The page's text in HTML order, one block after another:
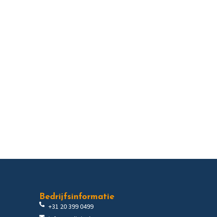
Bedrijfsinformatie
+31 20 399 0499